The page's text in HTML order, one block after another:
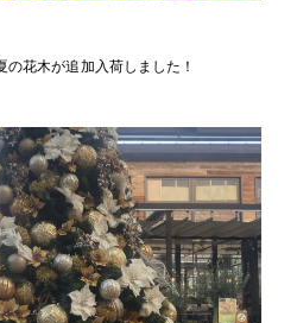
花木が追加入荷しました！